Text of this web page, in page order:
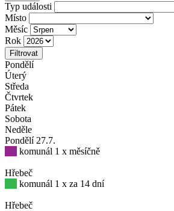
Typ události
Místo
Měsíc
Rok
Filtrovat
Pondělí
Úterý
Středa
Čtvrtek
Pátek
Sobota
Neděle
Pondělí 27.7.
komunál 1 x měsíčně
Hřebeč
komunál 1 x za 14 dní
Hřebeč